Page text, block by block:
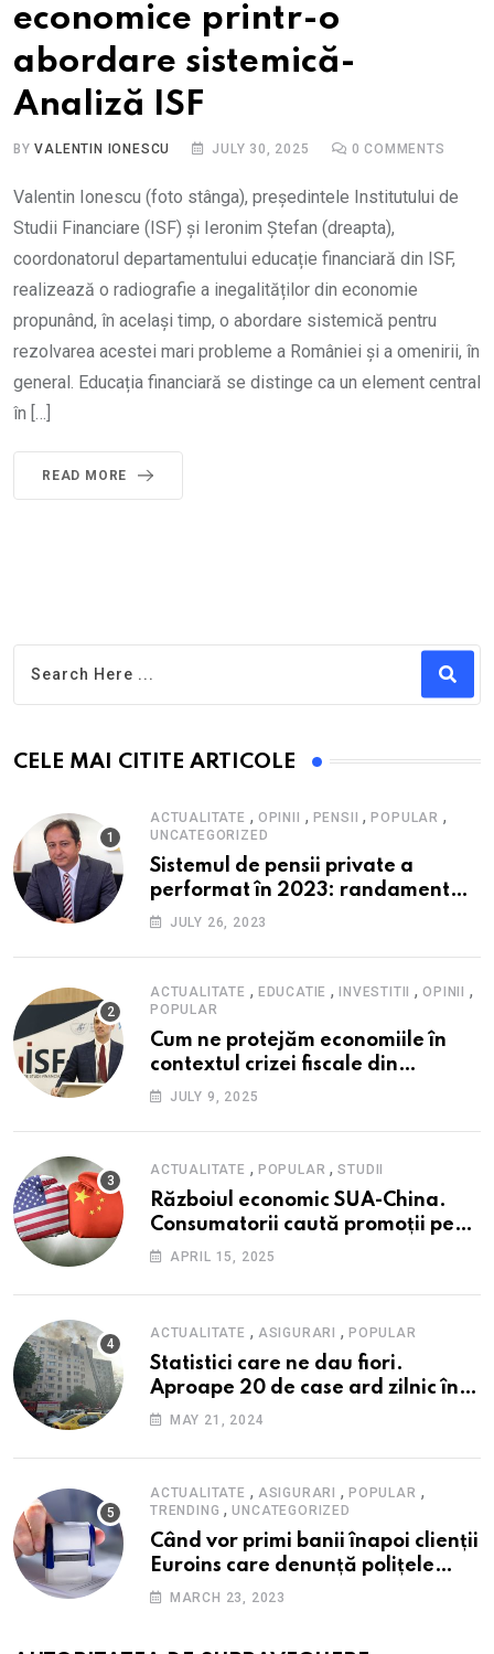
economice printr-o
abordare sistemică-
Analiză ISF
BYVALENTIN IONESCU JULY 30, 2025 0 COMMENTS
Valentin Ionescu (foto stânga), președintele Institutului de
Studii Financiare (ISF) și Ieronim Ștefan (dreapta),
coordonatorul departamentului educație financiară din ISF,
realizează o radiografie a inegalităților din economie
propunând, în același timp, o abordare sistemică pentru
rezolvarea acestei mari probleme a României și a omenirii, în
general. Educația financiară se distinge ca un element central
în […]
READ MORE
CELE MAI CITITE ARTICOLE
ACTUALITATE , OPINII , PENSII ,POPULAR ,
UNCATEGORIZED
Sistemul de pensii private a
performat în 2023: randament
peste inflație, active și plăți la
cadrul ofertei Hidroelectrica,
reziliența la crize
JULY 26, 2023
ACTUALITATE , EDUCATIE , INVESTITII ,OPINII ,
POPULAR
Cum ne protejăm economiile în
contextul crizei fiscale din
România- Valentin Ionescu,
Financiare (ISF)
JULY 9, 2025
ACTUALITATE , POPULAR ,STUDII
Războiul economic SUA-China.
Consumatorii caută promoții pe
fondul scumpirilor, mai ales la
APRIL 15, 2025
ACTUALITATE , ASIGURARI ,POPULAR
Statistici care ne dau fiori.
Aproape 20 de case ard zilnic în
România, iar pagubele au
nici 40 de lei pe lună
MAY 21, 2024
ACTUALITATE , ASIGURARI ,POPULAR ,
TRENDING ,UNCATEGORIZED
Când vor primi banii înapoi clienții
Euroins care denunță polițele
RCA? Toți pașii și toate termenele
MARCH 23, 2023